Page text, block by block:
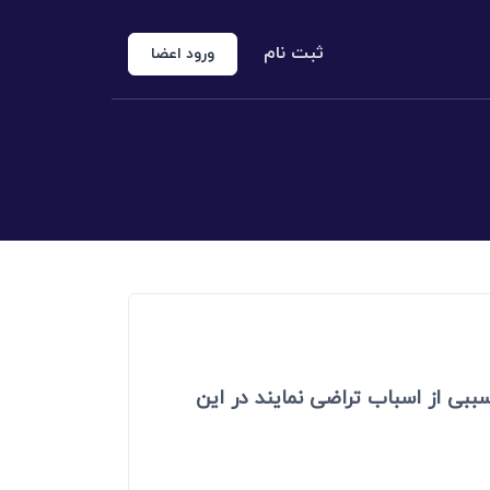
الخروجی
رسمی دادگستری
ثبت نام ورود اعضا
از اسباب تراضی نمایند در این